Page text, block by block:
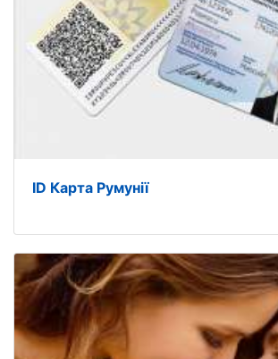
ID Карта Румунії